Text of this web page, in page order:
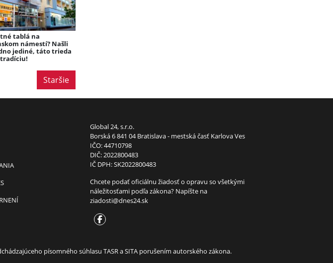
tablá na
námestí? Našli
jediné, táto trieda
Staršie
Global 24, s.r.o.
Borská 6 841 04 Bratislava - mestská časť Karlova Ves
IČO: 44710798
DIČ: 2022800483
IČ DPH: SK2022800483
Chcete podať oficiálnu žiadosť o opravu so všetkými
náležitosťami podľa zákona? Napíšte na
ziadosti@dnes24.sk
písomného súhlasu TASR a SITA porušením autorského zákona.